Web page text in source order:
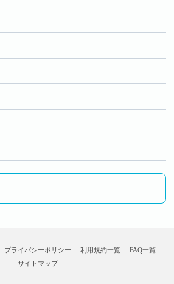
プライバシーポリシー 利用規約一覧
FAQ一覧
サイトマップ